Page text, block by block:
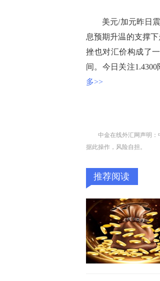
美元/加元昨日震
息预期升温的支撑
挫也对汇价构成了
间。今日关注
多>>
中金在线外汇网声明
据此操作，风险自担。
推荐阅读